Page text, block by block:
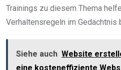
Trainings zu diesem Thema
Verhaltensregeln im Gedächtnis
Siehe auch Website
eine kosteneffiziente